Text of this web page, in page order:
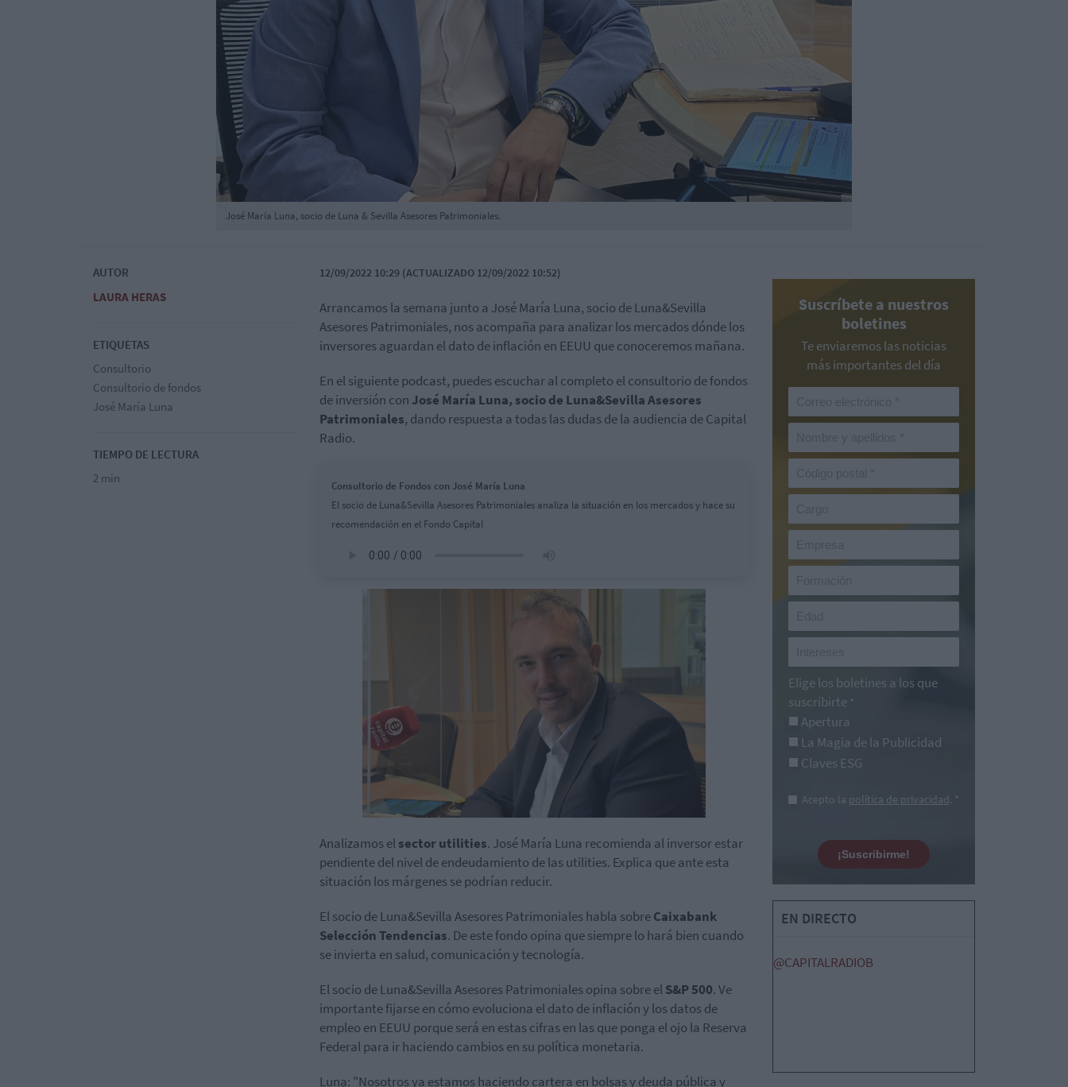
José María Luna, socio de Luna & Sevilla Asesores Patrimoniales.
AUTOR
LAURA HERAS
ETIQUETAS
Consultorio
Consultorio de fondos
José María Luna
TIEMPO DE LECTURA
2 min
12/09/2022 10:29 (ACTUALIZADO 12/09/2022 10:52)
Arrancamos la semana junto a José María Luna, socio de Luna&Sevilla
Asesores Patrimoniales, nos acompaña para analizar los mercados dónde los
inversores aguardan el dato de inflación en EEUU que conoceremos mañana.
En el siguiente podcast, puedes escuchar al completo el consultorio de fondos
de inversión con José María Luna, socio de Luna&Sevilla Asesores
Patrimoniales, dando respuesta a todas las dudas de la audiencia de Capital
Radio.
Consultorio de Fondos con José María Luna
El socio de Luna&Sevilla Asesores Patrimoniales analiza la situación en los mercados y hace su
recomendación en el Fondo Capital
Analizamos elsector utilities. José María Luna recomienda al inversor estar
pendiente del nivel de endeudamiento de las utilities. Explica que ante esta
situación los márgenes se podrían reducir.
El socio de Luna&Sevilla Asesores Patrimoniales habla sobreCaixabank
Selección Tendencias. De este fondo opina que siempre lo hará bien cuando
se invierta en salud, comunicación y tecnología.
El socio de Luna&Sevilla Asesores Patrimoniales opina sobre elS&P 500. Ve
importante fijarse en cómo evoluciona el dato de inflación y los datos de
empleo en EEUU porque será en estas cifras en las que ponga el ojo la Reserva
Federal para ir haciendo cambios en su política monetaria.
Luna: "Nosotros ya estamos haciendo cartera en bolsas y deuda pública y
Suscríbete a nuestros
boletines
Te enviaremos las noticias
más importantes del día
Elige los boletines a los que
suscribirte *
Apertura
La Magia de la Publicidad
Claves ESG
Acepto la política de privacidad. *
¡Suscribirme!
EN DIRECTO
@CAPITALRADIOB